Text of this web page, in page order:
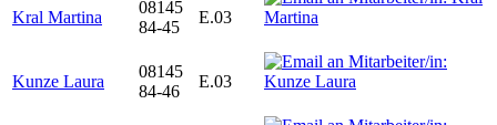
Kral Martina
08145
84-45
E.03
Kunze Laura
08145
84-46
E.03